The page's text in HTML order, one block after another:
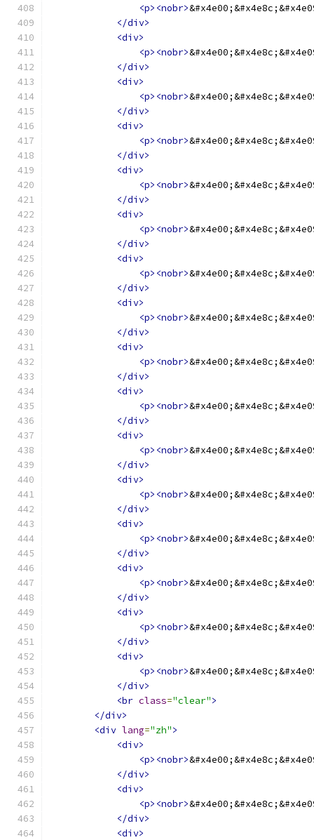
<p><nobr>
</div>
<div>
<p><nobr>
</div>
<div>
<p><nobr>
</div>
<div>
<p><nobr>
</div>
<div>
<p><nobr>
</div>
<div>
<p><nobr>
</div>
<div>
<p><nobr>
</div>
<div>
<p><nobr>
</div>
<div>
<p><nobr>
</div>
<div>
<p><nobr>
</div>
<div>
<p><nobr>
</div>
<div>
<p><nobr>
</div>
<div>
<p><nobr>
</div>
<div>
<p><nobr>
</div>
<div>
<p><nobr>
</div>
<div>
<p><nobr>
</div>
<br class="clear">
</div>
<div lang="zh">
<div>
<p><nobr>
</div>
<div>
<p><nobr>
</div>
<div>